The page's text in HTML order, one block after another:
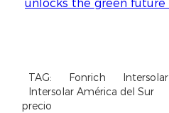
TAG: Fonrich Intersolar
Intersolar América del Sur
precio